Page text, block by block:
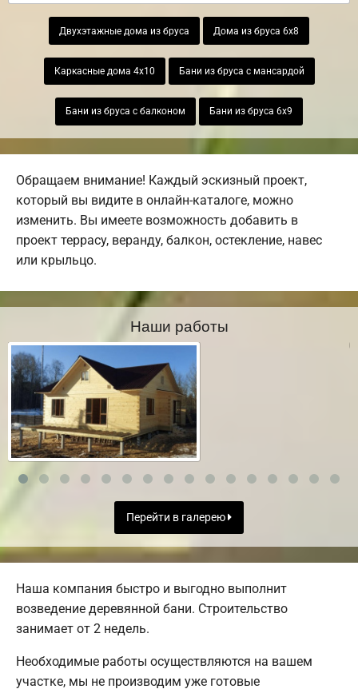
Двухэтажные дома из бруса Дома из бруса 6х8
Каркасные дома 4х10 Бани из бруса с мансардой
Бани из бруса с балконом Бани из бруса 6х9
Обращаем внимание! Каждый эскизный проект,
который вы видите в онлайн-каталоге, можно
изменить. Вы имеете возможность добавить в
проект террасу, веранду, балкон, остекление, навес
или крыльцо.
Наши работы
Перейти в галерею
Наша компания быстро и выгодно выполнит
возведение деревянной бани. Строительство
занимает от 2 недель.
Необходимые работы осуществляются на вашем
участке, мы не производим уже готовые